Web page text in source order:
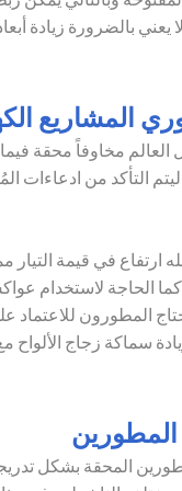
لا يعني بالضرورة
المشاريع
مخاوفاً محقة
التأكد من ادعاءات
ارتفاع في قيمة
كما الحاجة
المطورون
سماكة زجاج
المحقة بشكل